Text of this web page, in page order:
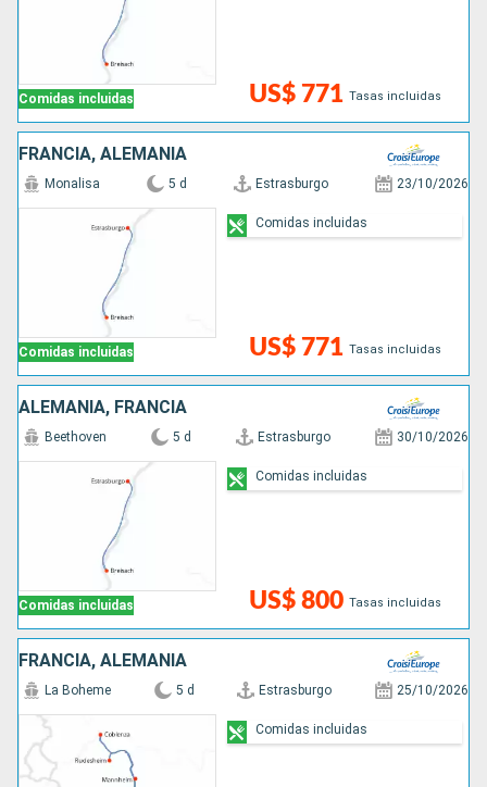
Comidas incluidas US$ 771 Tasas incluidas
FRANCIA, ALEMANIA
Comidas incluidas
Monalisa 5 d Estrasburgo 23/10/2026
US$ 771 Tasas incluidas
Comidas incluidas
ALEMANIA, FRANCIA
Comidas incluidas
Beethoven 5 d Estrasburgo 30/10/2026
US$ 800 Tasas incluidas
Comidas incluidas
FRANCIA, ALEMANIA
La Boheme 5 d Estrasburgo 25/10/2026
Comidas incluidas